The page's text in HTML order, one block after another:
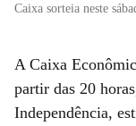
Caixa sorteia neste
A Caixa
partir das 20
Independência,